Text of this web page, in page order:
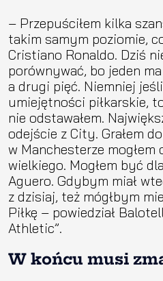
– Przepuściłem kilka
takim samym poziomie,
Cristiano Ronaldo. Dziś
porównywać, bo jeden
a drugi pięć. Niemniej
umiejętności piłkarskie,
nie odstawałem.
odejście z City. Grałem
w Manchesterze mogłem
wielkiego. Mogłem być
Aguero. Gdybym miał
z dzisiaj, też mógłbym
Piłkę – powiedział
Athletic”.
W końcu musi